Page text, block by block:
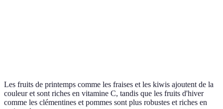
Les fruits de printemps comme les fraises et les kiwis ajoutent de la
couleur et sont riches en vitamine C, tandis que les fruits d'hiver
comme les clémentines et pommes sont plus robustes et riches en